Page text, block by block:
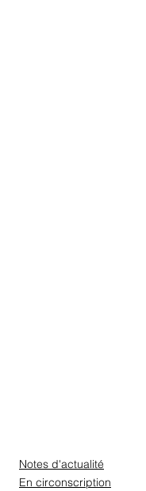
Notes d'actualité
En circonscription